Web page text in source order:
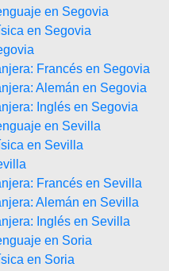
en Segovia
en Segovia
Francés en Segovia
Alemán en Segovia
Inglés en Segovia
en Sevilla
en Sevilla
Francés en Sevilla
Alemán en Sevilla
Inglés en Sevilla
en Soria
en Soria